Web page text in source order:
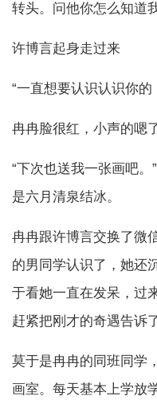
转头。问他你怎么知道
许博言起身走过来
“一直想要认识认识你
冉冉脸很红，小声的嗯
“下次也送我一张画吧
是六月清泉结冰。
冉冉跟许博言交换了微
的男同学认识了，她还
于看她一直在发呆，过
赶紧把刚才的奇遇告诉
莫于是冉冉的同班同学
画室。每天基本上学放